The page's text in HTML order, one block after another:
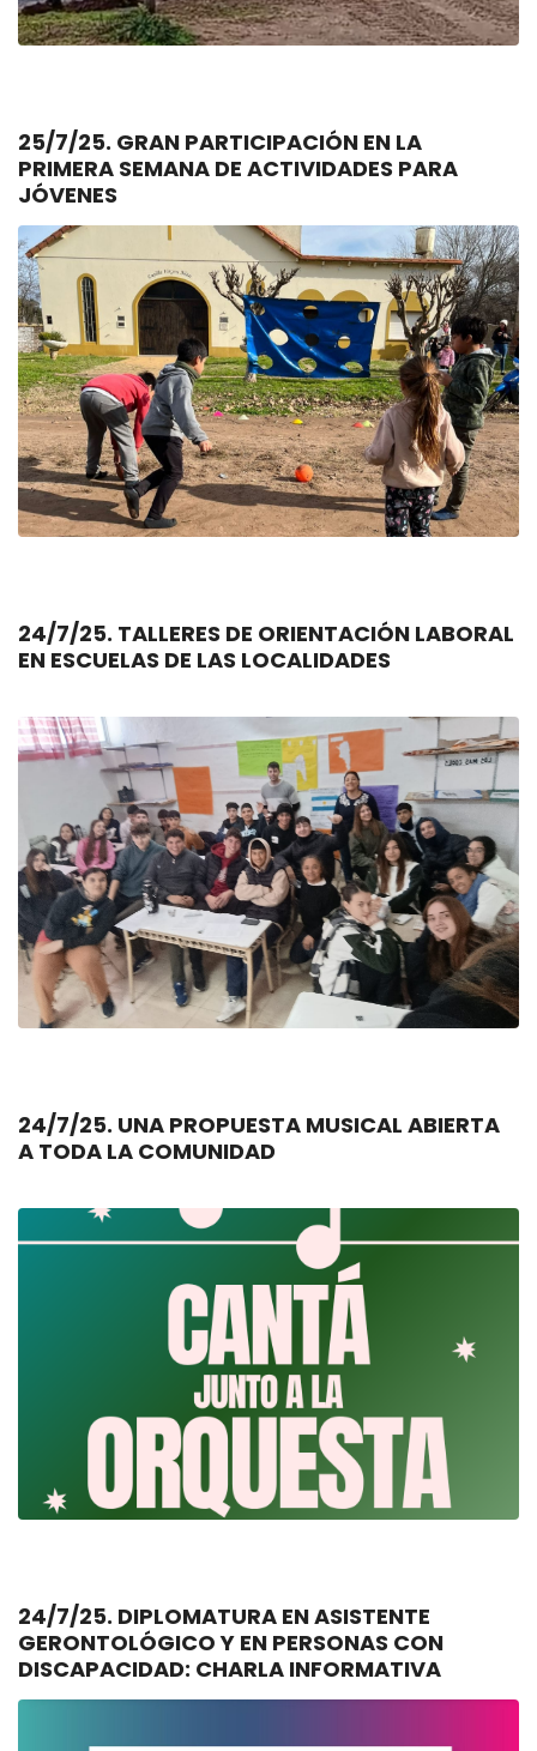
25/7/25. GRAN PARTICIPACIÓN EN LA
PRIMERA SEMANA DE ACTIVIDADES PARA
JÓVENES
24/7/25. TALLERES DE ORIENTACIÓN LABORAL
EN ESCUELAS DE LAS LOCALIDADES
24/7/25. UNA PROPUESTA MUSICAL ABIERTA
A TODA LA COMUNIDAD
24/7/25. DIPLOMATURA EN ASISTENTE
GERONTOLÓGICO Y EN PERSONAS CON
DISCAPACIDAD: CHARLA INFORMATIVA